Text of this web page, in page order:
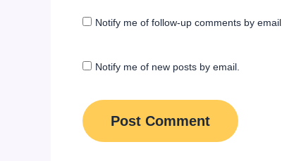
Notify me of follow-up comments by email.
Notify me of new posts by email.